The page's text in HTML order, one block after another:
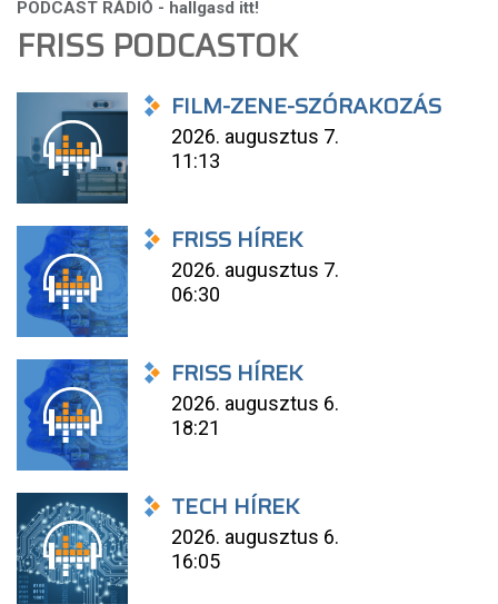
FRISS PODCASTOK
FILM-ZENE-SZÓRAKOZÁS
2026. augusztus 7.
11:13
FRISS HÍREK
2026. augusztus 7.
06:30
FRISS HÍREK
2026. augusztus 6.
18:21
TECH HÍREK
2026. augusztus 6.
16:05